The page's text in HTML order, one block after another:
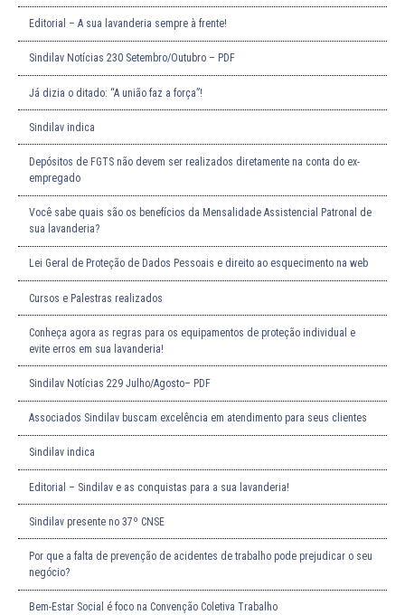
Editorial – A sua lavanderia sempre à frente!
Sindilav Notícias 230 Setembro/Outubro – PDF
Já dizia o ditado: “A união faz a força”!
Sindilav indica
Depósitos de FGTS não devem ser realizados diretamente na conta do ex-
empregado
Você sabe quais são os benefícios da Mensalidade Assistencial Patronal de
sua lavanderia?
Lei Geral de Proteção de Dados Pessoais e direito ao esquecimento na web
Cursos e Palestras realizados
Conheça agora as regras para os equipamentos de proteção individual e
evite erros em sua lavanderia!
Sindilav Notícias 229 Julho/Agosto– PDF
Associados Sindilav buscam excelência em atendimento para seus clientes
Sindilav indica
Editorial – Sindilav e as conquistas para a sua lavanderia!
Sindilav presente no 37º CNSE
Por que a falta de prevenção de acidentes de trabalho pode prejudicar o seu
negócio?
Bem-Estar Social é foco na Convenção Coletiva Trabalho